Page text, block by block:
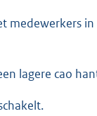
medewerkers
lagere cao